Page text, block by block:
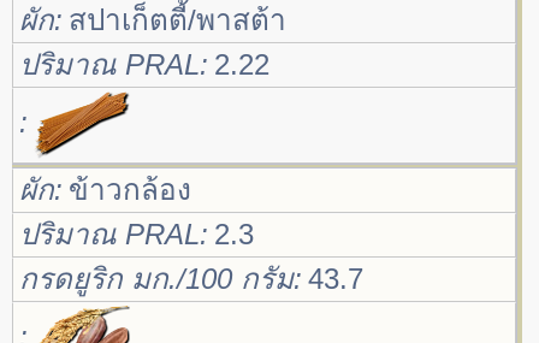
ผัก สปาเก็ตตี้/พาสต้า
ปริมาณ PRAL 2.22
ผัก ข้าวกล้อง
ปริมาณ PRAL 2.3
กรดยูริก มก./100 กรัม 43.7